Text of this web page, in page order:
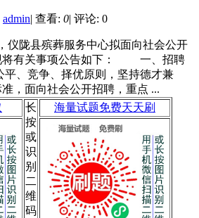
admin| 查看: 0| 评论: 0
陇县殡葬服务中心拟面向社会公开
将有关事项公告如下： 一、招聘
竞争、择优原则，坚持德才兼
，面向社会公开招聘，重点 ...
长
按
或
识
别
二
维
码
海量试题免费天天刷